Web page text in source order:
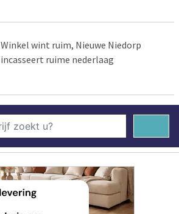
Winkel wint ruim, Nieuwe Niedorp
incasseert ruime nederlaag